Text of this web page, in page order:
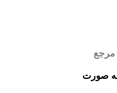
طبق راهنمای تشخیصی و آماری اختلالات روانی، ویرایش پنجم (DSM-5-TR)، 7 نوع مختلف از اختلالات اضطرابی وجود دارد که می‌تواند در کودکان و نوجوانان رخ دهد. DSM-5-TR مرجع
به صورت